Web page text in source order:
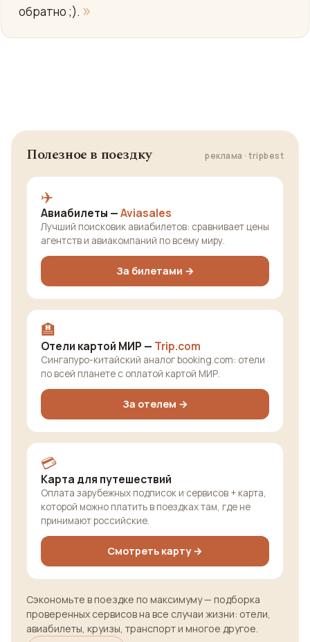
обратно ;). »
Полезное в поездку реклама · tripbest
✈️
Авиабилеты —Aviasales
Лучший поисковик авиабилетов: сравнивает цены
агентств и авиакомпаний по всему миру.
За билетами →
🏨
Отели картой МИР — Trip.com
Сингапуро-китайский аналог booking.com: отели
по всей планете с оплатой картой МИР.
За отелем →
💳
Карта для путешествий
Оплата зарубежных подписок и сервисов + карта,
которой можно платить в поездках там, где не
принимают российские.
Смотреть карту →
Сэкономьте в поездке по максимуму — подборка
проверенных сервисов на все случаи жизни: отели,
авиабилеты, круизы, транспорт и многое другое.